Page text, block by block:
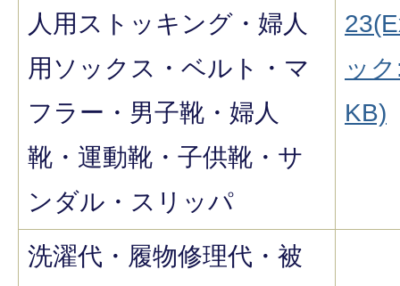
人用ストッキング・婦人
用ソックス・ベルト・マ
フラー・男子靴・婦人
靴・運動靴・子供靴・サ
ンダル・スリッパ
ッ
KB)
洗濯代・履物修理代・被